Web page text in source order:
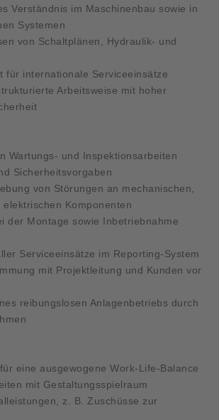
Verständnis im Maschinenbau sowie in
Systemen
von Schaltplänen, Hydraulik- und
für internationale Serviceeinsätze
Arbeitsweise mit hoher
Wartungs- und Inspektionsarbeiten
Sicherheitsvorgaben
von Störungen an mechanischen,
Komponenten
der Montage sowie Inbetriebnahme
Serviceeinsätze im Reporting-System
mit Projektleitung und Kunden vor
reibungslosen Anlagenbetriebs durch
für eine ausgewogene Work-Life-Balance
mit Gestaltungsspielraum
z. B. Zuschüsse zur